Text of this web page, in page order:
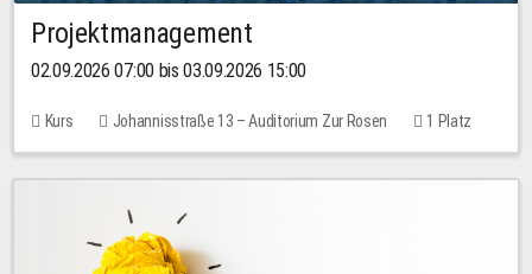
Projektmanagement
02.09.2026 07:00 bis 03.09.2026 15:00
Kurs Johannisstraße 13 – Auditorium Zur Rosen 1 Platz